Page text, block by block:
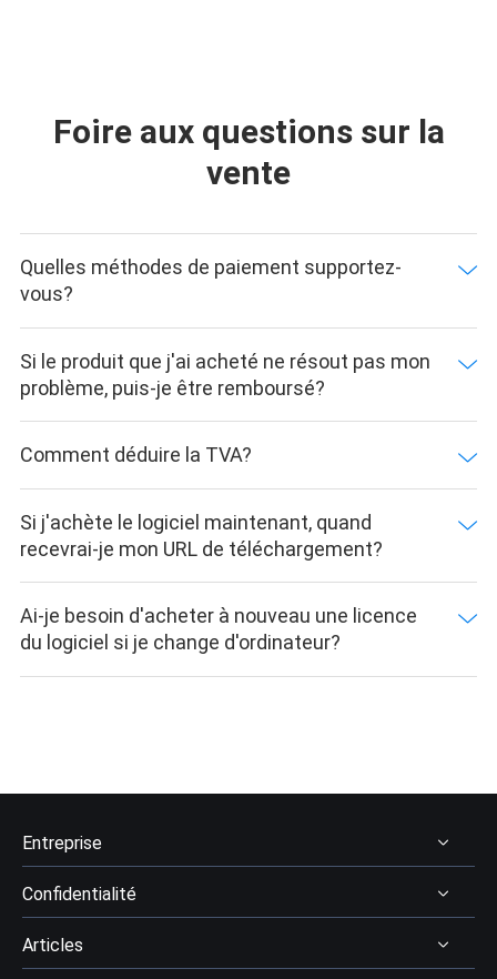
Foire aux questions sur la
vente
Quelles méthodes de paiement supportez-
vous?
Si le produit que j'ai acheté ne résout pas mon
problème, puis-je être remboursé?
Comment déduire la TVA?
Si j'achète le logiciel maintenant, quand
recevrai-je mon URL de téléchargement?
Ai-je besoin d'acheter à nouveau une licence
du logiciel si je change d'ordinateur?
Entreprise
À Propos
Avis & récompenses
Confidentialité
Désinstaller
Articles